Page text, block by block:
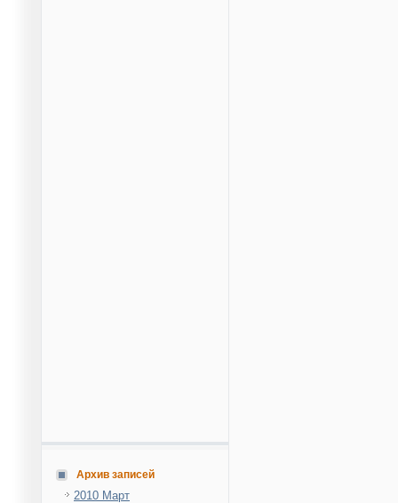
Архив записей
2010 Март